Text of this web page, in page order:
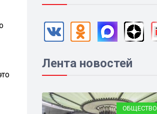
Лента новостей
ОБЩЕСТВО